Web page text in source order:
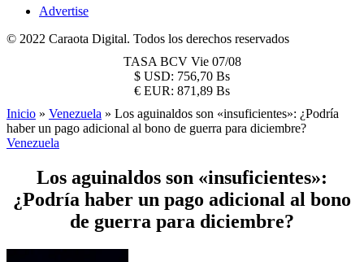
Advertise
© 2022 Caraota Digital. Todos los derechos reservados
TASA BCV Vie 07/08
$ USD: 756,70 Bs
€ EUR: 871,89 Bs
Inicio » Venezuela » Los aguinaldos son «insuficientes»: ¿Podría
haber un pago adicional al bono de guerra para diciembre?
Venezuela
Los aguinaldos son «insuficientes»:
¿Podría haber un pago adicional al bono
de guerra para diciembre?